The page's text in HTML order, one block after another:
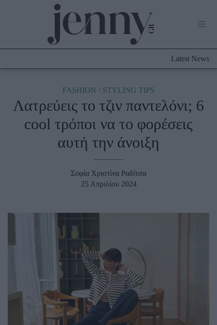
Culture
Fashion
Shopping
Beauty - Ομορφιά
Μαλλιά - Νύχια
Υγεία + Διατροφή
Σχέσεις & Σεξ
Latest News
FASHION STYLING TIPS
Λατρεύεις το τζιν παντελόνι; 6
cool τρόποι να το φορέσεις
αυτή την άνοιξη
Σοφία Χριστίνα Ραδίτσα
25 Απριλίου 2024